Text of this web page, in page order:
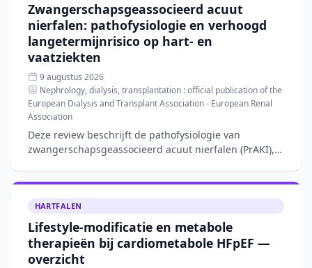
Zwangerschapsgeassocieerd acuut
nierfalen: pathofysiologie en verhoogd
langetermijnrisico op hart- en
vaatziekten
9 augustus 2026
Nephrology, dialysis, transplantation : official publication of the
European Dialysis and Transplant Association - European Renal
Association
Deze review beschrijft de pathofysiologie van
zwangerschapsgeassocieerd acuut nierfalen (PrAKI),
10.000 zwanger
HARTFALEN
Lifestyle-modificatie en metabole
therapieën bij cardiometabole HFpEF —
overzicht